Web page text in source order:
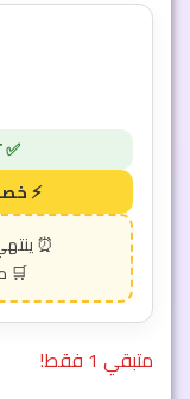
متبقي 1 فقط!